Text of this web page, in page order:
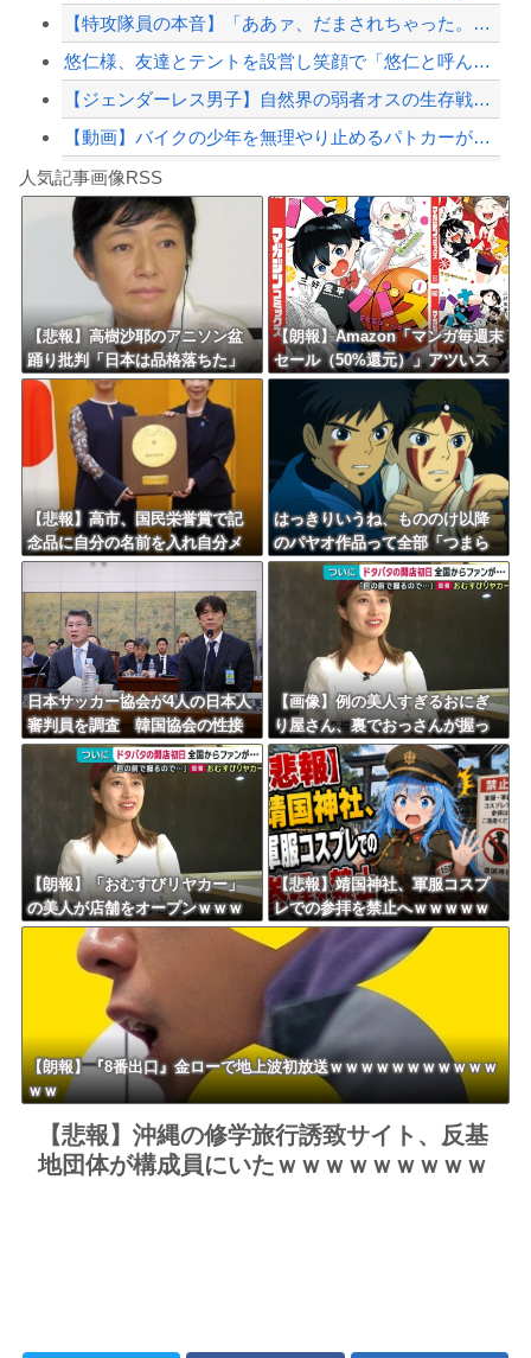
【緊急速報】NYで警官が黒人男性の首を絞め、暴動第二波不可避へ
Powered by livedoor 相互RSS
【特攻隊員の本音】「ああァ、だまされちゃった。今度生れる時はアメリカへ生れるぞ」...
悠仁様、友達とテントを設営し笑顔で「悠仁と呼んで」ｗｗｗｗｗｗｗｗ
【ジェンダーレス男子】自然界の弱者オスの生存戦略がこちらです‥‥
【動画】バイクの少年を無理やり止めるパトカーが怖いｗｗｗｗ
大男「1回戦の相手はこのｶﾞｷか？楽勝だな」少年剣士「…ふんっ、あまり調子に乗ら...
8/4のニュース
日本旅行キャンセルすべきか…1万年ぶり史上最大級の火山の兆し＝韓国の反応
更新中止のお知らせ
海外「おめでとうタキ！」リヴァプール南野がバースデーゴール！！
Powered by livedoor 相互RSS
人気記事画像RSS
【悲報】高樹沙耶のアニソン盆
踊り批判「日本は品格落ちた」
で大論争！過去の大麻発言にも
飛び火…「炎上気味なので」自
ら幕引き図る
【朗報】Amazon「マンガ毎週末
セール（50%還元）」アツいス
ポーツマンガ祭り最終日到
来！！！
【悲報】高市、国民栄誉賞で記
念品に自分の名前を入れ自分メ
インのPV撮影して炎上中w w w
w w w w w w
はっきりいうね、もののけ以降
のパヤオ作品って全部「つまら
ない」
日本サッカー協会が4人の日本人
審判員を調査 韓国協会の性接
待疑惑で
【画像】例の美人すぎるおにぎ
り屋さん、裏でおっさんが握っ
ていたｗｗｗｗｗｗｗｗｗｗｗ
ｗｗｗｗｗｗ
【朗報】「おむすびリヤカー」
の美人が店舗をオープンｗｗｗ
ｗｗｗｗｗｗｗｗｗ
【悲報】靖国神社、軍服コスプ
レでの参拝を禁止へｗｗｗｗｗ
ｗｗｗｗｗｗｗｗｗｗｗｗｗｗ
【朗報】『8番出口』金ローで地上波初放送ｗｗｗｗｗｗｗｗｗｗｗ
ｗｗ
【悲報】沖縄の修学旅行誘致サイト、反基
地団体が構成員にいたｗｗｗｗｗｗｗｗｗ